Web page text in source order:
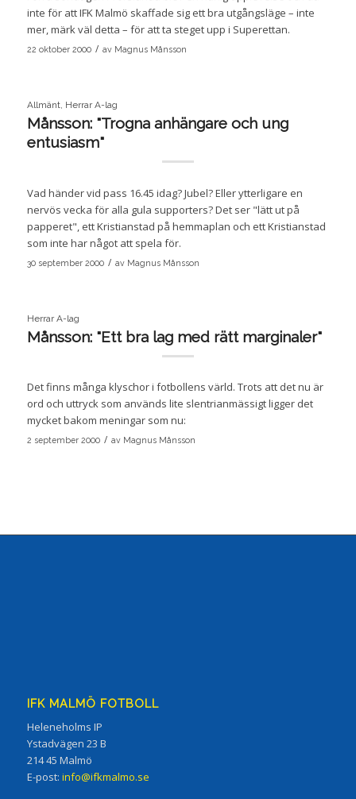
inte för att IFK Malmö skaffade sig ett bra utgångsläge – inte
mer, märk väl detta – för att ta steget upp i Superettan.
22 oktober 2000 / av Magnus Månsson
Allmänt, Herrar A-lag
Månsson: "Trogna anhängare och ung
entusiasm"
Vad händer vid pass 16.45 idag? Jubel? Eller ytterligare en
nervös vecka för alla gula supporters? Det ser "lätt ut på
papperet", ett Kristianstad på hemmaplan och ett Kristianstad
som inte har något att spela för.
30 september 2000 / av Magnus Månsson
Herrar A-lag
Månsson: "Ett bra lag med rätt marginaler"
Det finns många klyschor i fotbollens värld. Trots att det nu är
ord och uttryck som används lite slentrianmässigt ligger det
mycket bakom meningar som nu:
2 september 2000 / av Magnus Månsson
IFK MALMÖ FOTBOLL
Heleneholms IP
Ystadvägen 23 B
214 45 Malmö
E-post: info@ifkmalmo.se